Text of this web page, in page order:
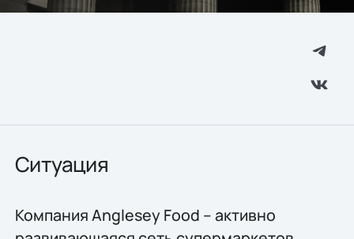
Ситуация
Компания Anglesey Food – активно